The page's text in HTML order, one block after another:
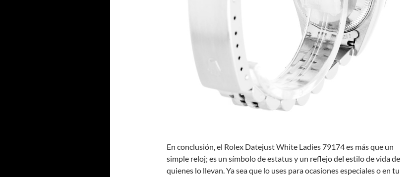
En conclusión, el Rolex Datejust White Ladies 79174 es más que un
simple reloj; es un símbolo de estatus y un reflejo del estilo de vida de
quienes lo llevan. Ya sea que lo uses para ocasiones especiales o en tu